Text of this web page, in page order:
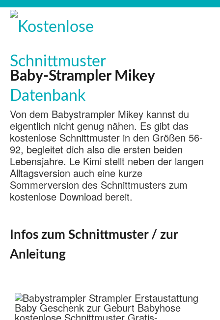
Baby-Strampler Mikey
1
Von dem Babystrampler Mikey kannst du
eigentlich nicht genug nähen. Es gibt das
kostenlose Schnittmuster in den Größen 56-
92, begleitet dich also die ersten beiden
Lebensjahre. Le Kimi stellt neben der langen
Alltagsversion auch eine kurze
Sommerversion des Schnittmusters zum
kostenlose Download bereit.
Infos zum Schnittmuster / zur
Anleitung